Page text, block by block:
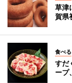
草津
賀県
食べる
すだ
ープ